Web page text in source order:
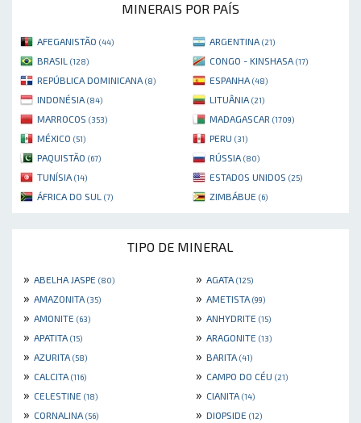
MINERAIS POR PAÍS
AFEGANISTÃO (44) ARGENTINA (21)
BRASIL (128) CONGO - KINSHASA (17)
REPÚBLICA DOMINICANA (8) ESPANHA (48)
INDONÉSIA (84) LITUÂNIA (21)
MARROCOS (353) MADAGASCAR (1709)
MÉXICO (51) PERU (31)
PAQUISTÃO (67) RÚSSIA (80)
TUNÍSIA (14) ESTADOS UNIDOS (25)
ÁFRICA DO SUL (7) ZIMBÁBUE (6)
TIPO DE MINERAL
» ABELHA JASPE (80) » AGATA (125)
» AMAZONITA (35) » AMETISTA (99)
» AMONITE (63) » ANHYDRITE (15)
» APATITA (15) » ARAGONITE (13)
» AZURITA (58) » BARITA (41)
» CALCITA (116) » CAMPO DO CÉU (21)
» CELESTINE (18) » CIANITA (14)
» CORNALINA (56) » DIOPSIDE (12)